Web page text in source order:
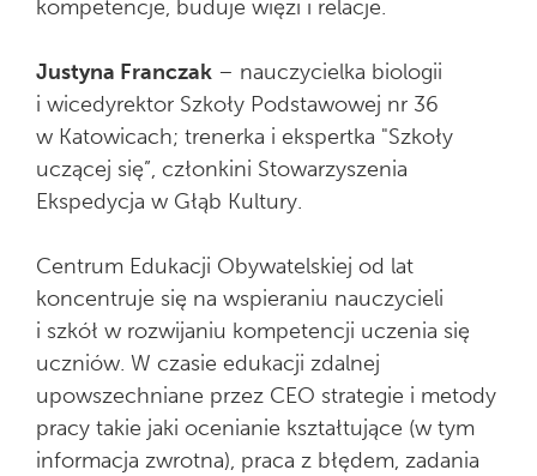
kompetencje, buduje więzi i relacje.
Justyna Franczak – nauczycielka biologii
i wicedyrektor Szkoły Podstawowej nr 36
w Katowicach; trenerka i ekspertka "Szkoły
uczącej się”, członkini Stowarzyszenia
Ekspedycja w Głąb Kultury.
Centrum Edukacji Obywatelskiej od lat
koncentruje się na wspieraniu nauczycieli
i szkół w rozwijaniu kompetencji uczenia się
uczniów. W czasie edukacji zdalnej
upowszechniane przez CEO strategie i metody
pracy takie jaki ocenianie kształtujące (w tym
informacja zwrotna), praca z błędem, zadania